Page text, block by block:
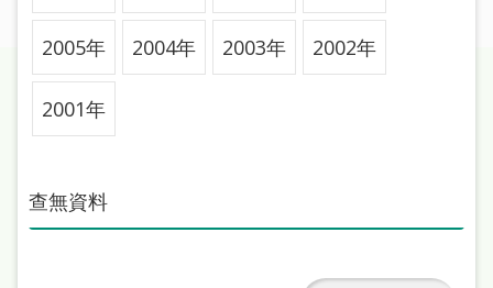
常
見
問
市
圖
2005年 2004年 2003年 2002年
2001年
查無資料